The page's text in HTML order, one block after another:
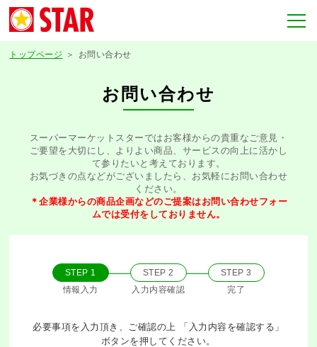
トップページ お問い合わせ
お問い合わせ
スーパーマーケットスターではお客様からの貴重なご意見・
ご要望を大切にし、よりよい商品、サービスの向上に活かし
て参りたいと考えております。
お気づきの点などがございましたら、お気軽にお問い合わせ
ください。
＊企業様からの商品企画などのご提案はお問い合わせフォー
ムでは受付をしておりません。
STEP 1
情報入力
STEP 2
入力内容確認
STEP 3
完了
必要事項を入力頂き、ご確認の上 「入力内容を確認する」
ボタンを押してください。